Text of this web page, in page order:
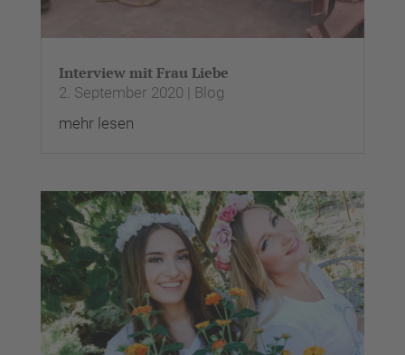
Management Platform
Interview mit Frau Liebe
2. September 2020 | Blog
mehr lesen